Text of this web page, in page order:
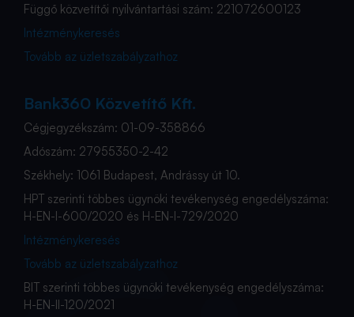
Függő közvetítői nyilvántartási szám: 221072600123
Intézménykeresés
Tovább az üzletszabályzathoz
Bank360 Közvetítő Kft.
Cégjegyzékszám: 01-09-358866
Adószám: 27955350-2-42
Székhely: 1061 Budapest, Andrássy út 10.
HPT szerinti többes ügynöki tevékenység engedélyszáma:
H-EN-I-600/2020 és H-EN-I-729/2020
Intézménykeresés
Tovább az üzletszabályzathoz
BIT szerinti többes ügynöki tevékenység engedélyszáma:
H-EN-II-120/2021